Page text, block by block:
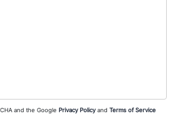
and the Google Privacy Policyand Terms of Service